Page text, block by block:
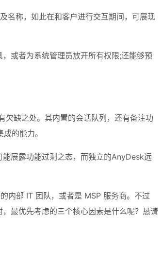
名称，如此在和客户进行交互期间，可展现
或者为系统管理员放开所有权限;还能够预
欠缺之处。其内置的会话队列，还有备注功
的能力。
展露功能过剩之态，而独立的AnyDesk远
内部 IT 团队，或者是 MSP 服务商。不过
最优先考虑的三个核心因素是什么呢？恳请